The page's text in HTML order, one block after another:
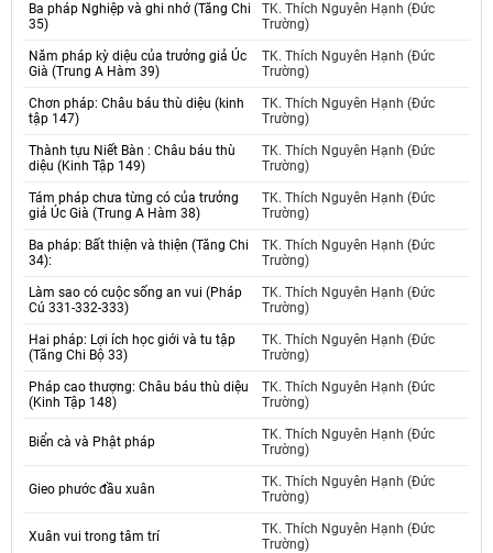
Ba pháp Nghiệp và ghi nhớ (Tăng Chi
35)
TK. Thích Nguyên Hạnh (Đức
Trường)
Năm pháp kỳ diệu của trưởng giả Úc
Già (Trung A Hàm 39)
TK. Thích Nguyên Hạnh (Đức
Trường)
Chơn pháp: Châu báu thù diệu (kinh
tập 147)
TK. Thích Nguyên Hạnh (Đức
Trường)
Thành tựu Niết Bàn : Châu báu thù
diệu (Kinh Tập 149)
TK. Thích Nguyên Hạnh (Đức
Trường)
Tám pháp chưa từng có của trưởng
giả Úc Già (Trung A Hàm 38)
TK. Thích Nguyên Hạnh (Đức
Trường)
Ba pháp: Bất thiện và thiện (Tăng Chi
34):
TK. Thích Nguyên Hạnh (Đức
Trường)
Làm sao có cuộc sống an vui (Pháp
Cú 331-332-333)
TK. Thích Nguyên Hạnh (Đức
Trường)
Hai pháp: Lợi ích học giới và tu tập
(Tăng Chi Bộ 33)
TK. Thích Nguyên Hạnh (Đức
Trường)
Pháp cao thượng: Châu báu thù diệu
(Kinh Tập 148)
TK. Thích Nguyên Hạnh (Đức
Trường)
Biển cà và Phật pháp
TK. Thích Nguyên Hạnh (Đức
Trường)
Gieo phước đầu xuân
TK. Thích Nguyên Hạnh (Đức
Trường)
Xuân vui trong tâm trí
TK. Thích Nguyên Hạnh (Đức
Trường)